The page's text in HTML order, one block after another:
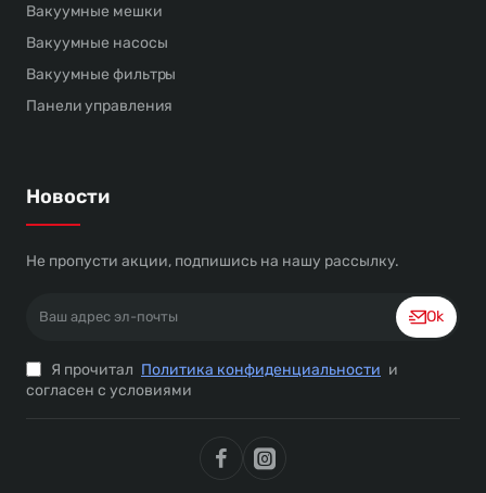
Вакуумные мешки
Вакуумные насосы
Вакуумные фильтры
Панели управления
Новости
Не пропусти акции, подпишись на нашу рассылку.
адрес
почты
Ok
Я прочитал Политика конфиденциальности и
согласен с условиями